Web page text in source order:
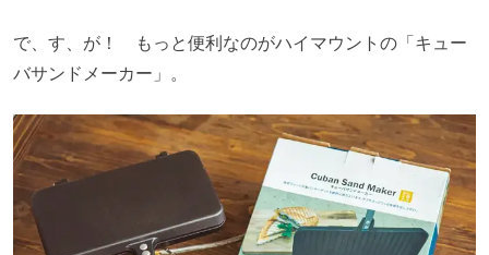
で、す、が！ もっと便利なのがハイマウントの「キュー
バサンドメーカー」。